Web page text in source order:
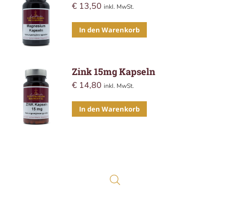
€ 13,50 inkl. MwSt.
In den Warenkorb
Zink 15mg Kapseln
€ 14,80 inkl. MwSt.
In den Warenkorb